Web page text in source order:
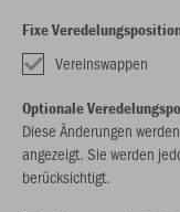
Fixe
Vereinswappen
Optionale
Diese Änderungen
angezeigt. Sie werden
berücksichtigt.